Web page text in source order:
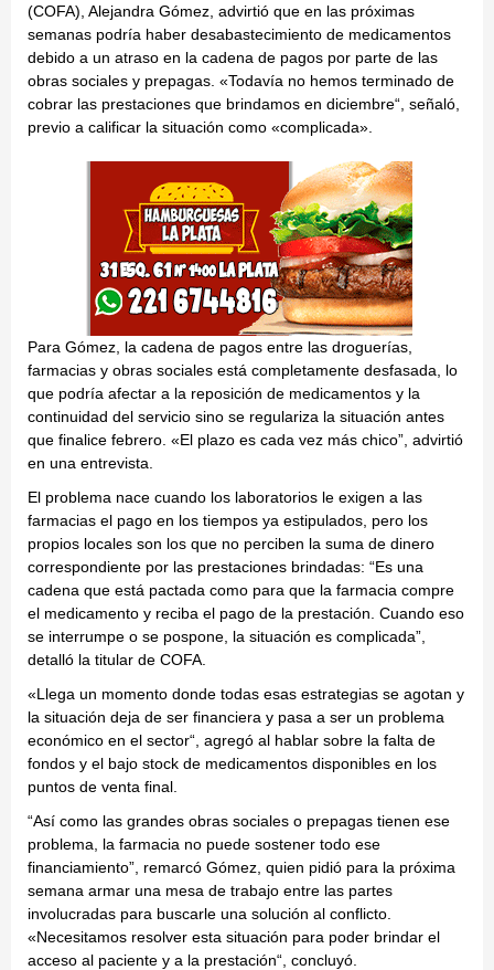
(COFA), Alejandra Gómez, advirtió que en las próximas
semanas podría haber desabastecimiento de medicamentos
debido a un atraso en la cadena de pagos por parte de las
obras sociales y prepagas. «Todavía no hemos terminado de
cobrar las prestaciones que brindamos en diciembre“, señaló,
previo a calificar la situación como «complicada».
Para Gómez, la cadena de pagos entre las droguerías,
farmacias y obras sociales está completamente desfasada, lo
que podría afectar a la reposición de medicamentos y la
continuidad del servicio sino se regulariza la situación antes
que finalice febrero. «El plazo es cada vez más chico”, advirtió
en una entrevista.
El problema nace cuando los laboratorios le exigen a las
farmacias el pago en los tiempos ya estipulados, pero los
propios locales son los que no perciben la suma de dinero
correspondiente por las prestaciones brindadas: “Es una
cadena que está pactada como para que la farmacia compre
el medicamento y reciba el pago de la prestación. Cuando eso
se interrumpe o se pospone, la situación es complicada”,
detalló la titular de COFA.
«Llega un momento donde todas esas estrategias se agotan y
la situación deja de ser financiera y pasa a ser un problema
económico en el sector“, agregó al hablar sobre la falta de
fondos y el bajo stock de medicamentos disponibles en los
puntos de venta final.
“Así como las grandes obras sociales o prepagas tienen ese
problema, la farmacia no puede sostener todo ese
financiamiento”, remarcó Gómez, quien pidió para la próxima
semana armar una mesa de trabajo entre las partes
involucradas para buscarle una solución al conflicto.
«Necesitamos resolver esta situación para poder brindar el
acceso al paciente y a la prestación“, concluyó.